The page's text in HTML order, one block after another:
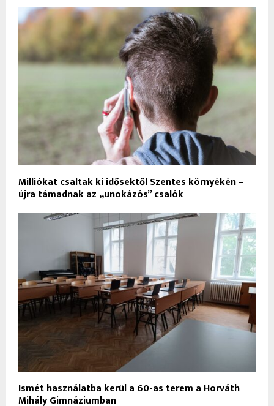
Milliókat csaltak ki idősektől Szentes környékén –
újra támadnak az „unokázós” csalók
Ismét használatba kerül a 60-as terem a Horváth
Mihály Gimnáziumban